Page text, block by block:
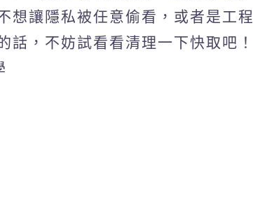
想讓隱私被任意偷看，或者是工程
話，不妨試看看清理一下快取吧！